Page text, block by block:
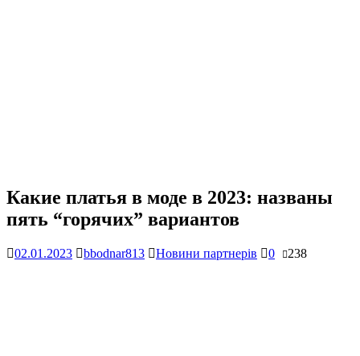
Какие платья в моде в 2023: названы
пять “горячих” вариантов
02.01.2023 bbodnar813 Новини партнерів 0 238